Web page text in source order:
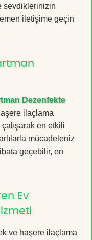
sevdiklerinizin
iletişime geçin
Dezenfekte
ilaçlama
en etkili
mücadeleniz
geçebilir, en
Ev
ve haşere ilaçlama